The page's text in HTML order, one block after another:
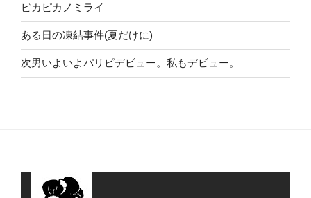
ピカピカノミライ
ある日の凍結事件(夏だけに)
次男いよいよパリピデビュー。私もデビュー。